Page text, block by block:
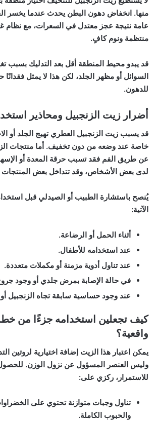
منها. انخفاض دهون البطن يحدث عندما يخسر
عامة نتيجة عجز معتدل في السعرات، مع نظام
منتظمة ونوم كافٍ.
قد يبدو محيط المنطقة أقل بعد التدليك بسبب
السوائل أو مظهر الجلد، لكن هذا لا يمثل فقدانًا
للدهون.
أضرار زيت الزنجبيل ومحاذير
قد يسبب زيت الزنجبيل العطري تهيج الجلد أو
خاصة عند وضعه من دون تخفيف. أما منتجات
عن طريق الفم فقد تسبب حرقة المعدة أو
لدى بعض الأشخاص، وقد تتداخل بعض المنتجات
يُنصح باستشارة الطبيب أو الصيدلي قبل
الآتية:
أثناء الحمل أو الرضاعة.
عند استخدامه للأطفال.
عند تناول أدوية مزمنة أو مكملات متعددة.
في حالة الإصابة بمرض جلدي أو وجود
عند وجود حساسية سابقة تجاه الزنجبيل
كيف تجعلين استخدامه جزءًا من
واقعية؟
يمكن اعتبار هذا الزيت إضافة اختيارية لروتين
وليس العنصر المسؤول عن نزول الوزن. للحصول
للاستمرار، ركزي على:
تناول وجبات متوازنة تحتوي على
والحبوب الكاملة.